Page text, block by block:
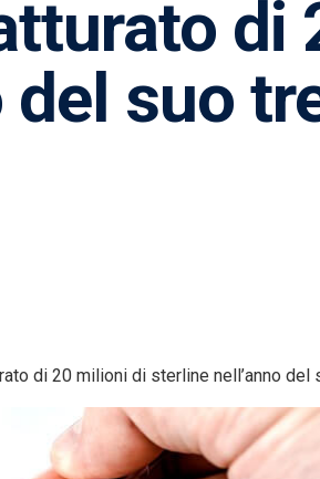
di
del suo
di 20 milioni di sterline nell’anno